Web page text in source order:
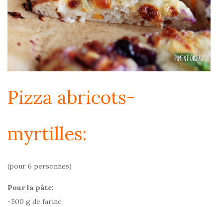
Pizza abricots-
myrtilles:
(pour 6 personnes)
Pour la pâte:
-500 g de farine